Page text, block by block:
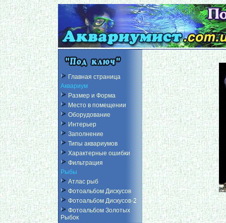
Главная страница
Аквариум
Размер и Форма
Место в помещении
Оборудование
Интерьер
Заполнение
Типы аквариумов
Характерные ошибки
Фильтрация
Рыбы
Атлас рыб
Фотоальбом Дискусов
Фотоальбом Дискусов-2
Фотоальбом Золотых
Рыбок